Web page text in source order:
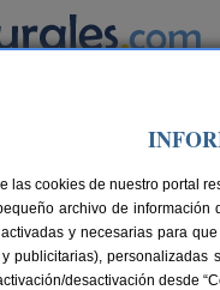
Busca
> Casa Ramonet
Son / Alt Àneu (Lleida)
plazas 163 km de
las cookies de nuestro portal
archivo de
y necesarias para
publicitarias),
desactivación desde